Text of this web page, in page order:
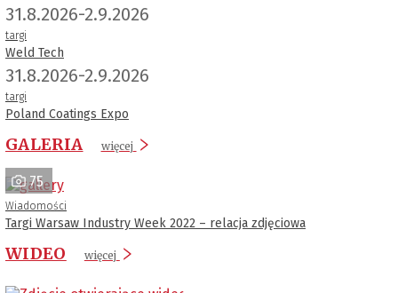
31.8.2026-2.9.2026
targi
Weld Tech
31.8.2026-2.9.2026
targi
Poland Coatings Expo
GALERIA więcej
75
Wiadomości
Targi Warsaw Industry Week 2022 – relacja zdjęciowa
WIDEO więcej